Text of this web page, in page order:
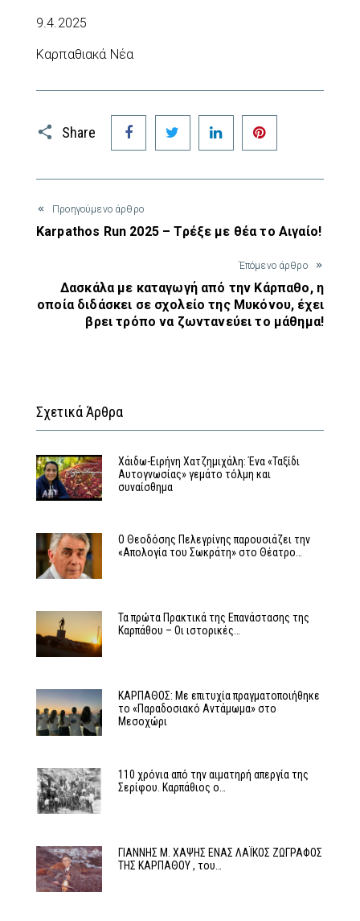
9.4.2025
Καρπαθιακά Νέα
Share
Facebook Twitter LinkedIn
Προηγούμενο άρθρο
Karpathos Run 2025 – Τρέξε με θέα το Αιγαίο!
Έπόμενο άρθρο
Δασκάλα με καταγωγή από την Κάρπαθο, η
οποία διδάσκει σε σχολείο της Μυκόνου, έχει
βρει τρόπο να ζωντανεύει το μάθημα!
Σχετικά Άρθρα
Χάιδω-Ειρήνη Χατζημιχάλη: Ένα «Ταξίδι
Αυτογνωσίας» γεμάτο τόλμη και
συναίσθημα
Ο Θεοδόσης Πελεγρίνης παρουσιάζει την
«Απολογία του Σωκράτη» στο Θέατρο…
Τα πρώτα Πρακτικά της Επανάστασης της
Καρπάθου – Οι ιστορικές…
ΚΑΡΠΑΘΟΣ: Με επιτυχία πραγματοποιήθηκε
το «Παραδοσιακό Αντάμωμα» στο
Μεσοχώρι
110 χρόνια από την αιματηρή απεργία της
Σερίφου. Καρπάθιος ο…
ΓΙΑΝΝΗΣ Μ. ΧΑΨΗΣ ΕΝΑΣ ΛΑΪΚΟΣ ΖΩΓΡΑΦΟΣ
ΤΗΣ ΚΑΡΠΑΘΟΥ , του…